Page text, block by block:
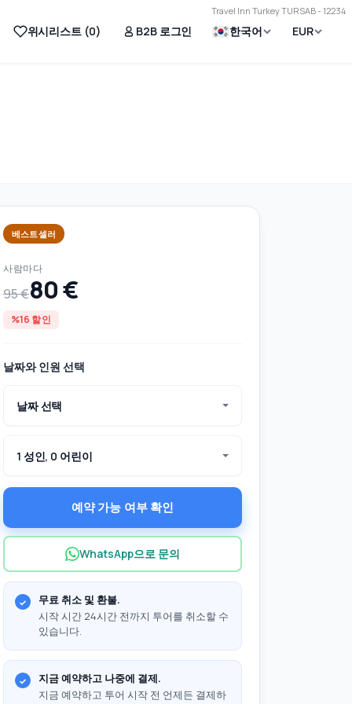
Travel Inn Turkey TURSAB - 12234
위시리스트 (0) B2B 로그인 한국어 EUR
베스트셀러
사람마다
95 €80 €
%16 할인
날짜와 인원 선택
날짜 선택
1 성인, 0 어린이
예약 가능 여부 확인
WhatsApp으로 문의
무료 취소 및 환불.
시작 시간 24시간 전까지 투어를 취소할 수
있습니다.
지금 예약하고 나중에 결제.
지금 예약하고 투어 시작 전 언제든 결제하